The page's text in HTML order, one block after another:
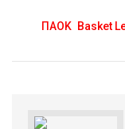
ΠΑΟΚ Basket